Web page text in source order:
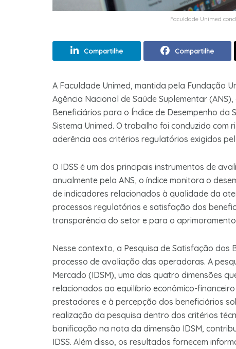
Faculdade Unimed
Compartilhe Compartilhe
A Faculdade Unimed, mantida pela Fundação
Agência Nacional de Saúde Suplementar
Beneficiários para o Índice de Desempenho da
Sistema Unimed. O trabalho foi conduzido
aderência aos critérios regulatórios exigidos
O IDSS é um dos principais instrumentos de
anualmente pela ANS, o índice monitora o
de indicadores relacionados à qualidade da
processos regulatórios e satisfação dos
transparência do setor e para o
Nesse contexto, a Pesquisa de Satisfação
processo de avaliação das operadoras. A
Mercado (IDSM), uma das quatro dimensões
relacionados ao equilíbrio econômico-
prestadores e à percepção dos beneficiários
realização da pesquisa dentro dos critérios
bonificação na nota da dimensão IDSM,
IDSS. Além disso, os resultados fornecem